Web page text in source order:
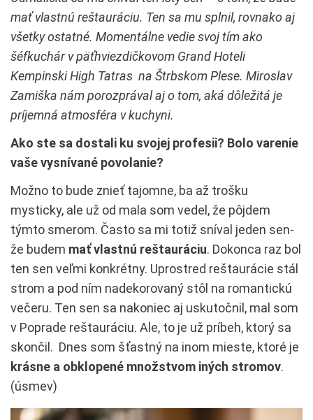
mať vlastnú reštauráciu. Ten sa mu splnil, rovnako aj
všetky ostatné. Momentálne vedie svoj tím ako
šéfkuchár v päťhviezdičkovom Grand Hoteli
Kempinski High Tatras na Štrbskom Plese. Miroslav
Zamiška nám porozprával aj o tom, aká dôležitá je
príjemná atmosféra v kuchyni.
Ako ste sa dostali ku svojej profesii? Bolo varenie
vaše vysnívané povolanie?
Možno to bude znieť tajomne, ba až trošku
mysticky, ale už od mala som vedel, že pôjdem
týmto smerom. Často sa mi totiž sníval jeden sen-
že budem mať vlastnú reštauráciu. Dokonca raz bol
ten sen veľmi konkrétny. Uprostred reštaurácie stál
strom a pod ním nadekorovaný stôl na romantickú
večeru. Ten sen sa nakoniec aj uskutočnil, mal som
v Poprade reštauráciu. Ale, to je už príbeh, ktorý sa
skončil. Dnes som šťastný na inom mieste, ktoré je
krásne a obklopené množstvom iných stromov.
(úsmev)